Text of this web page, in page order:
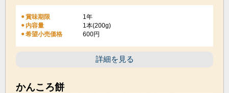
賞味期限
1年
内容量
1本(200g)
希望小売価格
600円
詳細を見る
かんころ餅